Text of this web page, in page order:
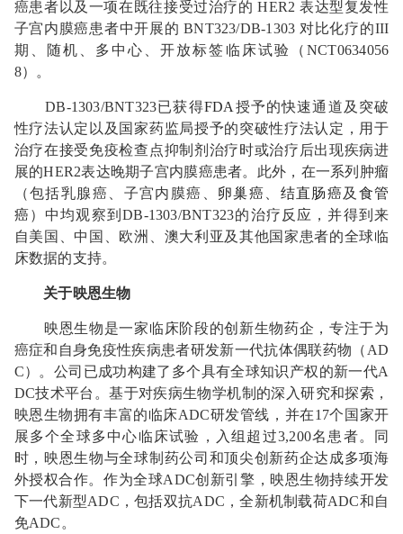
癌患者以及一项在既往接受过治疗的 HER2 表达型复发性
子宫内膜癌患者中开展的 BNT323/DB‑1303 对比化疗的III
期、随机、多中心、开放标签临床试验（NCT0634056
8）。
DB-1303/BNT323已获得FDA 授予的快速通道及突破
性疗法认定以及国家药监局授予的突破性疗法认定，用于
治疗在接受免疫检查点抑制剂治疗时或治疗后出现疾病进
展的HER2表达晚期子宫内膜癌患者。此外，在一系列肿瘤
（包括乳腺癌、子宫内膜癌、 卵巢癌 结直肠癌及 食管
癌）中均观察到DB-1303/BNT323的治疗反应，并得到来
自美国、中国、欧洲、澳大利亚及其他国家患者的全球临
床数据的支持。
关于映恩生物
映恩生物是一家临床阶段的创新生物药企，专注于为
癌症和自身免疫性疾病患者研发新一代抗体偶联药物（AD
C）。公司已成功构建了多个具有全球知识产权的新一代A
DC技术平台。基于对疾病生物学机制的深入研究和探索，
映恩生物拥有丰富的临床ADC研发管线，并在17个国家开
展多个全球多中心临床试验，入组超过3,200名患者。同
时，映恩生物与全球制药公司和顶尖创新药企达成多项海
外授权合作。作为全球ADC创新引擎，映恩生物持续开发
下一代新型ADC，包括双抗ADC，全新机制载荷ADC和自
免ADC。